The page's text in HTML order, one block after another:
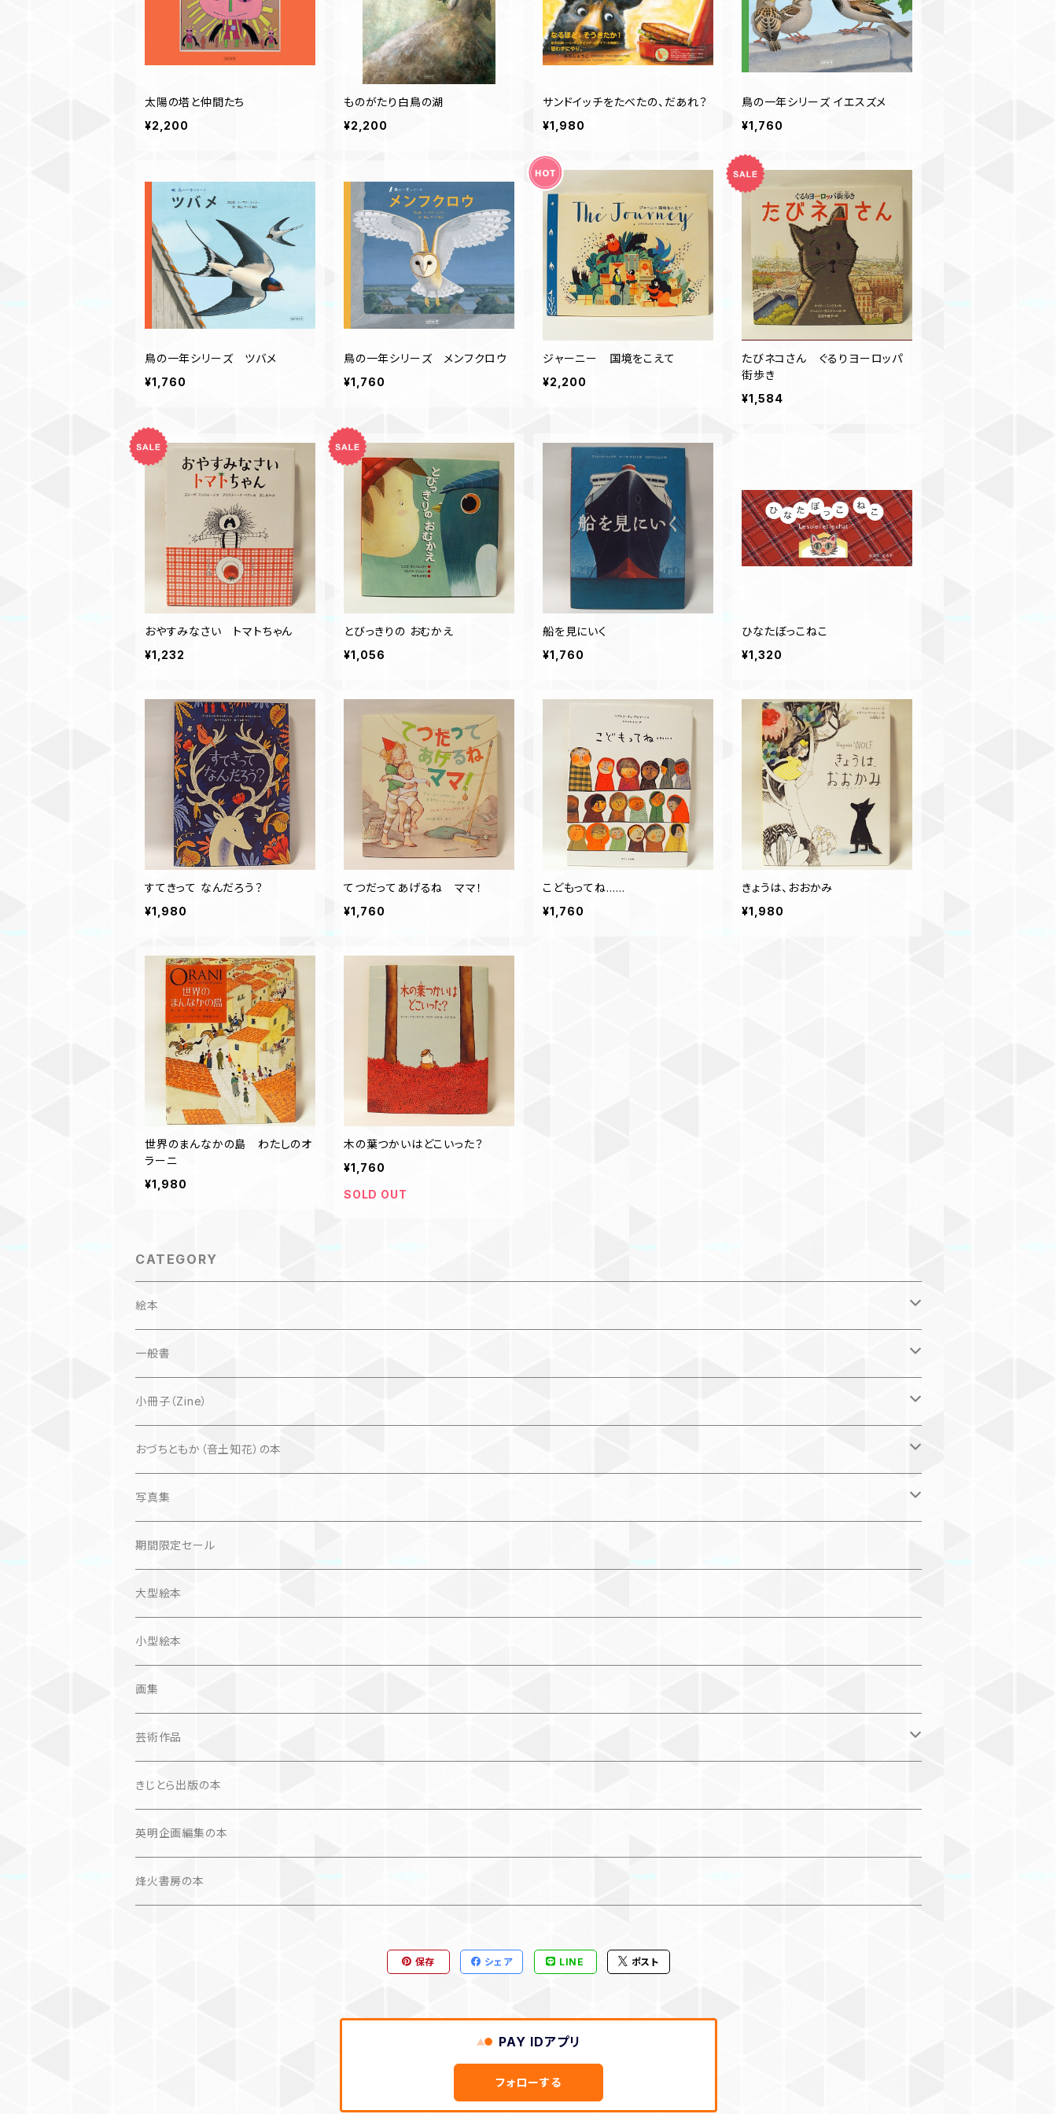
太陽の塔と仲間たち
¥2,200
ものがたり白鳥の湖
¥2,200
サンドイッチをたべたの、だあれ？
¥1,980
鳥の一年シリーズ イエスズメ
¥1,760
鳥の一年シリーズ ツバメ
¥1,760
鳥の一年シリーズ メンフクロウ
¥1,760
ジャーニー 国境をこえて
¥2,200
たびネコさん ぐるりヨーロッパ
街歩き
¥1,584
おやすみなさい トマトちゃん
¥1,232
とびっきりの おむかえ
¥1,056
船を見にいく
¥1,760
ひなたぼっこねこ
¥1,320
すてきって なんだろう？
¥1,980
てつだってあげるね ママ！
¥1,760
こどもってね……
¥1,760
きょうは、おおかみ
¥1,980
世界のまんなかの島 わたしのオ
ラーニ
¥1,980
木の葉つかいはどこいった？
¥1,760
SOLD OUT
CATEGORY
絵本
子ども
自然科学絵本
楽しいお話
大人にも
一般書
海外翻訳
文芸、小説
問題提起
国内
文芸、小説
詩歌
文学（論）
小冊子（Zine）
猫
おづちともか（音土知花）の本
ZINE
仏語対訳絵本
写真集
写真集
作品＋エッセイ
カレンダー
画集
カレンダー
期間限定セール
大型絵本
小型絵本
画集
芸術作品
画集
作品集＋エッセイ
カレンダー
写真集
作品集＋エッセイ
きじとら出版の本
英明企画編集の本
烽火書房の本
保存 シェア LINE ポスト
PAY IDアプリ
フォローする